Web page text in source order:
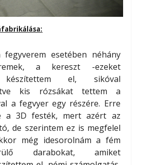
esetében néhány
a kereszt -ezeket
készítettem el, sikóval
kis rózsákat tettem a
a fegvyer egy részére. Erre
a 3D festék, mert azért az
de szerintem ez is megfelel
még idesorolnám a fém
darabokat, amiket